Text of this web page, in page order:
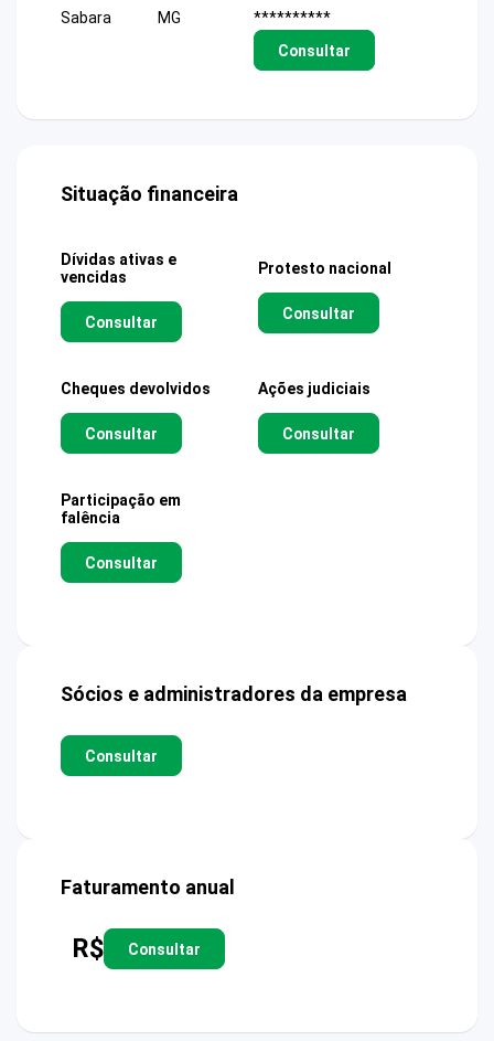
Sabara
MG
**********
Consultar
Situação financeira
Dívidas ativas e
vencidas
Consultar
Protesto nacional
Consultar
Cheques devolvidos
Consultar
Ações judiciais
Consultar
Participação em
falência
Consultar
Sócios e administradores da empresa
Consultar
Faturamento anual
R$ Consultar